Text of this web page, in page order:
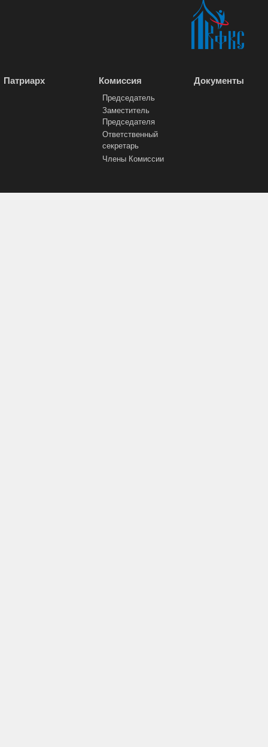
Патриарх Комиссия
Председатель
Заместитель
Председателя
Ответственный
секретарь
Члены Комиссии
Документы